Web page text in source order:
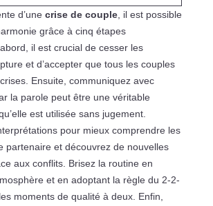
d’une crise de couple, il est possible
grâce à cinq étapes
il est crucial de cesser les
et d’accepter que tous les couples
Ensuite, communiquez avec
la parole peut être une véritable
est utilisée sans jugement.
pour mieux comprendre les
partenaire et découvrez de nouvelles
aux conflits. Brisez la routine en
et en adoptant la règle du 2-2-
moments de qualité à deux. Enfin,